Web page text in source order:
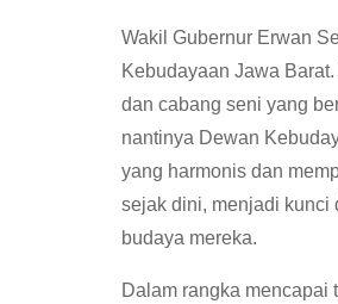
Wakil Gubernur Erwan
Kebudayaan Jawa
dan cabang seni yang
nantinya Dewan
yang harmonis dan
sejak dini, menjadi kunci
budaya mereka.
Dalam rangka mencapai